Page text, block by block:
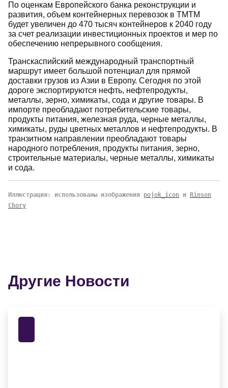
По оценкам Европейского банка реконструкции и
развития, объем контейнерных перевозок в ТМТМ
будет увеличен до 470 тысяч контейнеров к 2040 году
за счет реализации инвестиционных проектов и мер по
обеспечению непрерывного сообщения.
Транскаспийский международный транспортный
маршрут имеет большой потенциал для прямой
доставки грузов из Азии в Европу. Сегодня по этой
дороге экспортируются нефть, нефтепродукты,
металлы, зерно, химикаты, сода и другие товары. В
импорте преобладают потребительские товары,
продукты питания, железная руда, черные металлы,
химикаты, руды цветных металлов и нефтепродукты. В
транзитном направлении преобладают товары
народного потребления, продукты питания, зерно,
строительные материалы, черные металлы, химикаты
и сода.
Иллюстрация: использованы изображения pojok_icon и
Rinson
Chory
Другие Новости